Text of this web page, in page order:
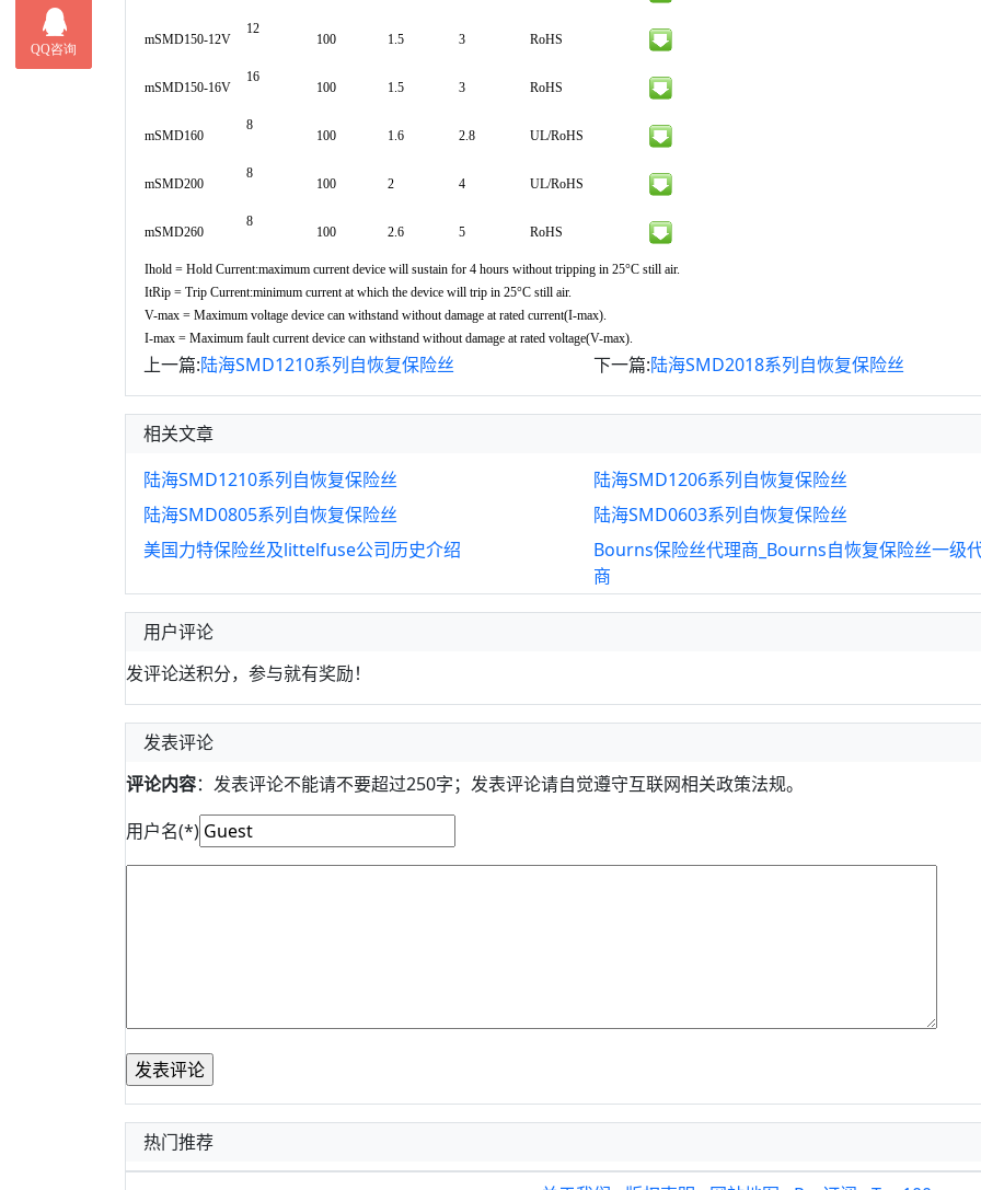
mSMD150-12V
12
100 1.5 3 RoHS
mSMD150-16V
16
100 1.5 3 RoHS
mSMD160
8
100 1.6 2.8 UL/RoHS
mSMD200
8
100 2 4 UL/RoHS
mSMD260
8
100 2.6 5 RoHS
Ihold = Hold Current:maximum current device will sustain for 4 hours without tripping in 25°C still air.
ItRip = Trip Current:minimum current at which the device will trip in 25°C still air.
V-max = Maximum voltage device can withstand without damage at rated current(I-max).
I-max = Maximum fault current device can withstand without damage at rated voltage(V-max).
上一篇:陆海SMD1210系列自恢复保险丝 下一篇:陆海SMD2018系列自恢复保险丝
相关文章
陆海SMD1210系列自恢复保险丝
陆海SMD1206系列自恢复保险丝
陆海SMD0805系列自恢复保险丝
陆海SMD0603系列自恢复保险丝
美国力特保险丝及littelfuse公司历史介绍
Bourns保险丝代理商_Bourns自恢复保险丝一级
商
用户评论
发评论送积分，参与就有奖励！
发表评论
评论内容：发表评论不能请不要超过250字；发表评论请自觉遵守互联网相关政策法规。
用户名(*)
热门推荐